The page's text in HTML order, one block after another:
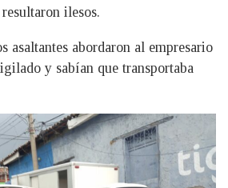
ilesos.
asaltantes abordaron al empresario
y sabían que transportaba